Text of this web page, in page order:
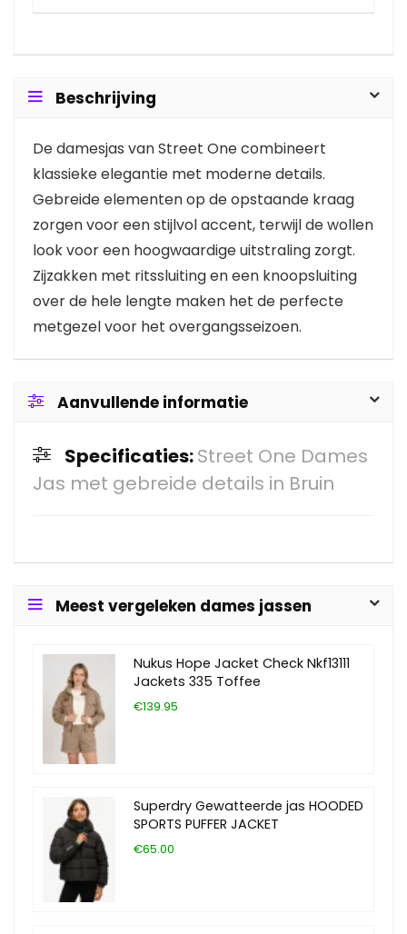
Beschrijving
De damesjas van Street One combineert
klassieke elegantie met moderne details.
Gebreide elementen op de opstaande kraag
zorgen voor een stijlvol accent, terwijl de wollen
look voor een hoogwaardige uitstraling zorgt.
Zijzakken met ritssluiting en een knoopsluiting
over de hele lengte maken het de perfecte
metgezel voor het overgangsseizoen.
Aanvullende informatie
Specificaties:Street One Dames
Jas met gebreide details in Bruin
Meest vergeleken dames jassen
Nukus Hope Jacket Check Nkf13111
Jackets 335 Toffee
€139.95
Superdry Gewatteerde jas HOODED
SPORTS PUFFER JACKET
€65.00